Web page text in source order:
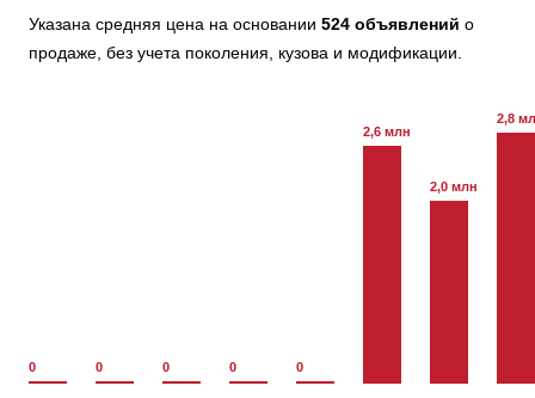
Указана средняя цена на основании 524 объявлений о
продаже, без учета поколения, кузова и модификации.
0 0 0 0 0
2,6 млн
2,0 млн
2,8